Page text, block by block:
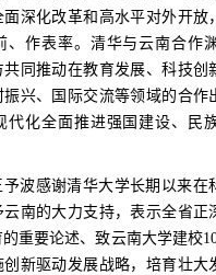
深化改革和高水平对外开放
、作表率。清华与云南合作
同推动在教育发展、科技创
兴、国际交流等领域的合作
代化全面推进强国建设、民
予波感谢清华大学长期以来在
南的大力支持，表示全省正
重要论述、致云南大学建校
新驱动发展战略，培育壮大